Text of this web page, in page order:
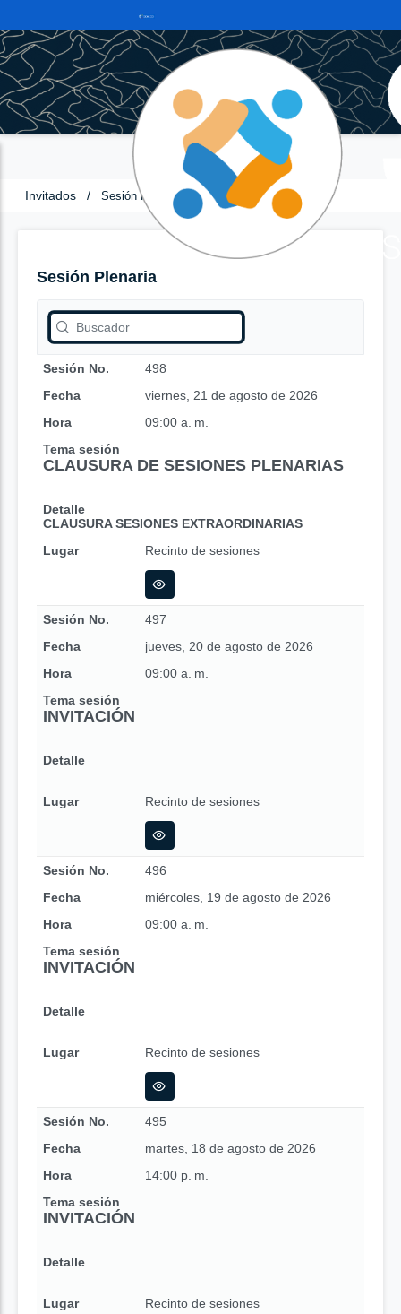
Invitados / Sesión Plenaria
Sesión Plenaria
Sesión No.
498
Fecha
viernes, 21 de agosto de 2026
Hora
09:00 a. m.
Tema sesión
CLAUSURA DE SESIONES PLENARIAS
Detalle
CLAUSURA SESIONES EXTRAORDINARIAS
Lugar
Recinto de sesiones
Sesión No.
497
Fecha
jueves, 20 de agosto de 2026
Hora
09:00 a. m.
Tema sesión
INVITACIÓN
Detalle
Lugar Recinto de sesiones
Sesión No.
496
Fecha
miércoles, 19 de agosto de 2026
Hora
09:00 a. m.
Tema sesión
INVITACIÓN
Detalle
Lugar Recinto de sesiones
Sesión No.
495
Fecha
martes, 18 de agosto de 2026
Hora
14:00 p. m.
Tema sesión
INVITACIÓN
Detalle
Lugar Recinto de sesiones